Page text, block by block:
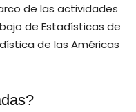
de las actividades
de Estadísticas de
de las Américas